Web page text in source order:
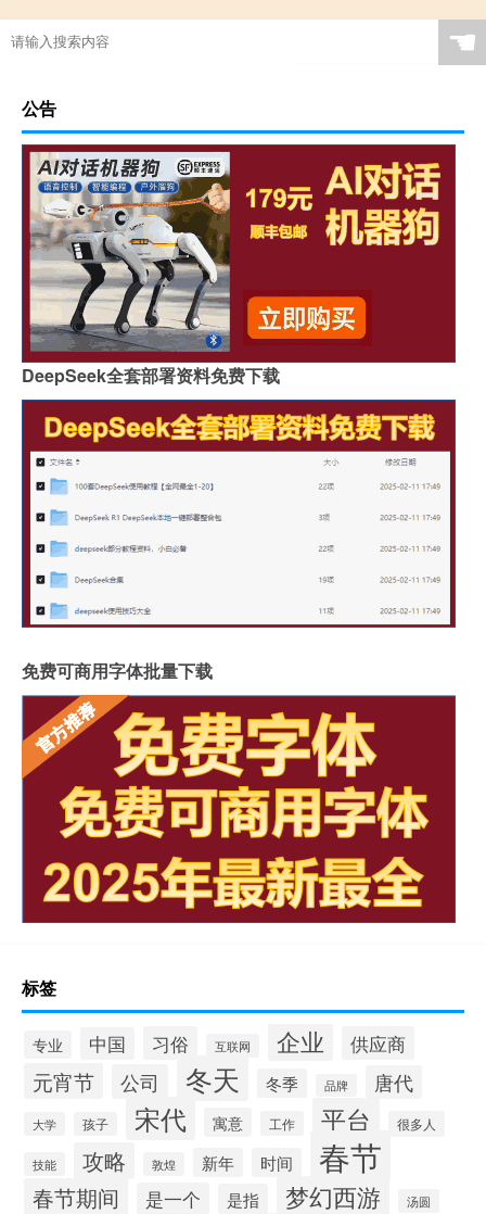
☚
公告
DeepSeek全套部署资料免费下载
免费可商用字体批量下载
标签
专业 中国 习俗 互联网 企业 供应商
元宵节 公司 冬天 冬季 品牌 唐代
大学 孩子 宋代 寓意 工作 平台 很多人
技能 攻略 敦煌 新年 时间 春节
春节期间 是一个 是指 梦幻西游 汤圆